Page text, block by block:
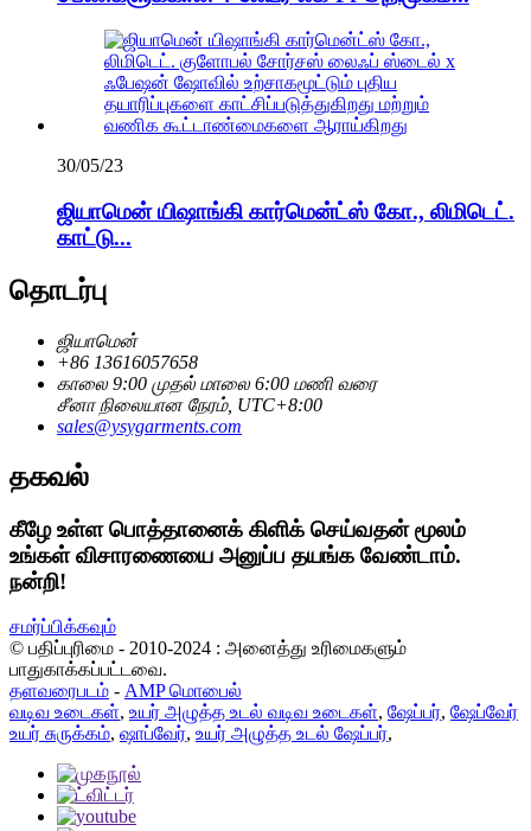
30/05/23
ஜியாமென் யிஷாங்கி கார்மென்ட்ஸ் கோ., லிமிடெட்.
காட்டு...
தொடர்பு
ஜியாமென்
+86 13616057658
காலை 9:00 முதல் மாலை 6:00 மணி வரை
சீனா நிலையான நேரம், UTC+8:00
sales@ysygarments.com
தகவல்
கீழே உள்ள பொத்தானைக் கிளிக் செய்வதன் மூலம்
உங்கள் விசாரணையை அனுப்ப தயங்க வேண்டாம்.
நன்றி!
சமர்ப்பிக்கவும்
© பதிப்புரிமை - 2010-2024 : அனைத்து உரிமைகளும்
பாதுகாக்கப்பட்டவை.
தளவரைபடம் - AMP மொபைல்
வடிவ உடைகள், உயர் அழுத்த உடல் வடிவ உடைகள், ஷேப்பர், ஷேப்வேர்
உயர் சுருக்கம், ஷாப்வேர், உயர் அழுத்த உடல் ஷேப்பர்,